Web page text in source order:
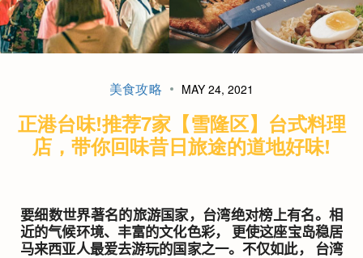
美食攻略 MAY 24, 2021
正港台味!推荐7家【雪隆区】台式料理
店，带你回味昔日旅途的道地好味!
要细数世界著名的旅游国家，台湾绝对榜上有名。相
近的气候环境、丰富的文化色彩， 更使这座宝岛稳居
马来西亚人最爱去游玩的国家之一。不仅如此， 台湾